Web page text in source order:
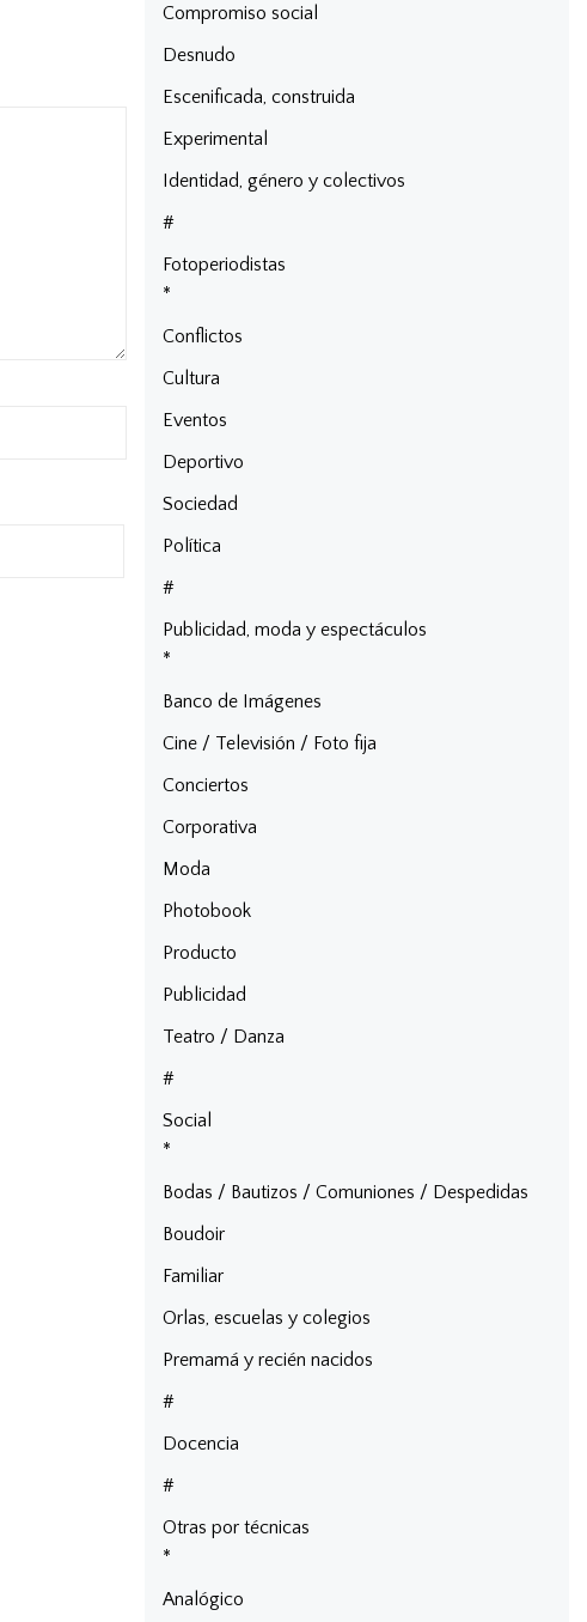
Compromiso social
Desnudo
Escenificada, construida
Experimental
Identidad, género y colectivos
#
Fotoperiodistas
*
Conflictos
Cultura
Eventos
Deportivo
Sociedad
Política
#
Publicidad, moda y espectáculos
*
Banco de Imágenes
Cine / Televisión / Foto fija
Conciertos
Corporativa
Moda
Photobook
Producto
Publicidad
Teatro / Danza
#
Social
*
Bodas / Bautizos / Comuniones / Despedidas
Boudoir
Familiar
Orlas, escuelas y colegios
Premamá y recién nacidos
#
Docencia
#
Otras por técnicas
*
Analógico